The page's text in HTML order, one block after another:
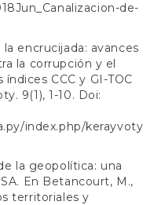
de-
la encrucijada: avances
la corrupción y el
CCC y GI-TOC
9(1), 1-10. Doi:
index.php/kerayvoty
la geopolítica: una
En Betancourt, M.,
territoriales y